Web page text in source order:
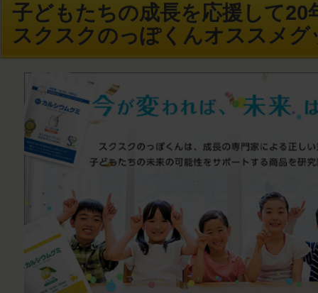
子どもたちの成長を応援して20
スクスクのっぽくんオススメグ